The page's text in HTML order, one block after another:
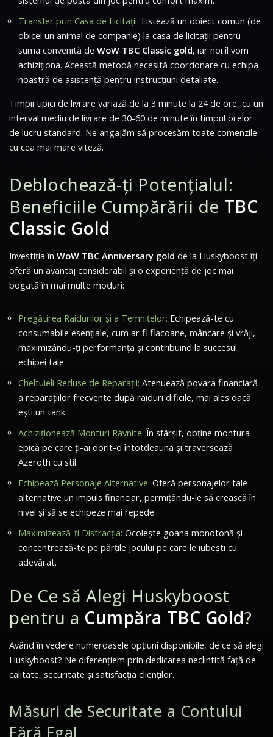
Transfer prin Casa de Licitații: Listează un obiect comun (de
obicei un animal de companie) la casa de licitații pentru
suma convenită de WoW TBC Classic gold, iar noi îl vom
achiziționa. Această metodă necesită coordonare cu echipa
noastră de asistență pentru instrucțiuni detaliate.
Timpii tipici de livrare variază de la 3 minute la 24 de ore, cu un
interval mediu de livrare de 30-60 de minute în timpul orelor
de lucru standard. Ne angajăm să procesăm toate comenzile
cu cea mai mare viteză.
Deblochează-ți Potențialul:
Beneficiile Cumpărării de TBC
Classic Gold
Investiția în WoW TBC Anniversary gold de la Huskyboost îți
oferă un avantaj considerabil și o experiență de joc mai
bogată în mai multe moduri:
Pregătirea Raidurilor și a Temnițelor: Echipează-te cu
consumabile esențiale, cum ar fi flacoane, mâncare și vrăji,
maximizându-ți performanța și contribuind la succesul
echipei tale.
Cheltuieli Reduse de Reparații: Atenuează povara financiară
a reparațiilor frecvente după raiduri dificile, mai ales dacă
ești un tank.
Achiziționează Monturi Râvnite: În sfârșit, obține montura
epică pe care ți-ai dorit-o întotdeauna și traversează
Azeroth cu stil.
Echipează Personaje Alternative: Oferă personajelor tale
alternative un impuls financiar, permițându-le să crească în
nivel și să se echipeze mai repede.
Maximizează-ți Distracția: Ocolește goana monotonă și
concentrează-te pe părțile jocului pe care le iubești cu
adevărat.
De Ce să Alegi Huskyboost
pentru a Cumpăra TBC Gold?
Având în vedere numeroasele opțiuni disponibile, de ce să alegi
Huskyboost? Ne diferențiem prin dedicarea neclintită față de
calitate, securitate și satisfacția clienților.
Măsuri de Securitate a Contului
Fără Egal